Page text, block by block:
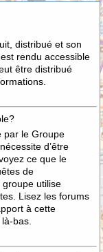
distribué et son
est rendu accessible
être distribué
par le Groupe
d’être
ce que le
de
utilise
Lisez les forums
à cette
bas.